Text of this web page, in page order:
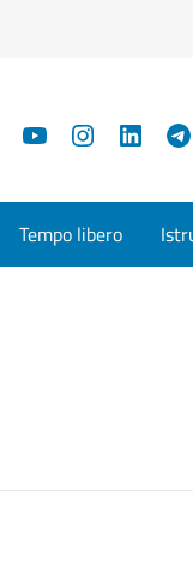
YouTubeInstagram
Tempo libero